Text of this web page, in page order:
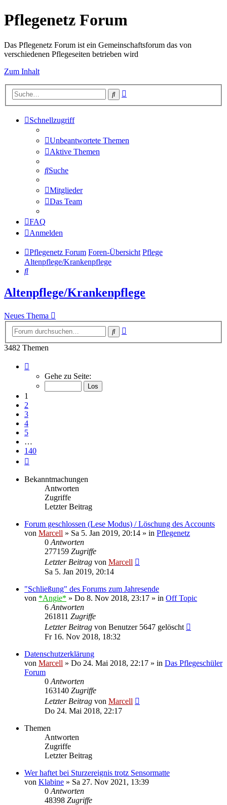
Pflegenetz Forum
Das Pflegenetz Forum ist ein Gemeinschaftsforum das von
verschiedenen Pflegeseiten betrieben wird
Zum Inhalt
Suche
Schnellzugriff
Unbeantwortete Themen
Aktive Themen
Suche
Mitglieder
Das Team
FAQ
Anmelden
Pflegenetz Forum Foren-Übersicht Pflege
Altenpflege/Krankenpflege
Suche
Altenpflege/Krankenpflege
Neues Thema
Suche
3482 Themen
von
Gehe zu Seite:
1
2
3
4
5
…
140
Bekanntmachungen
Antworten
Zugriffe
Letzter Beitrag
Forum geschlossen (Lese Modus) / Löschung des Accounts
von Marcell » Sa 5. Jan 2019, 20:14 » in Pflegenetz
0 Antworten
277159 Zugriffe
Letzter Beitrag von Marcell
Sa 5. Jan 2019, 20:14
"Schließung" des Forums zum Jahresende
von *Angie* » Do 8. Nov 2018, 23:17 » in Off Topic
6 Antworten
261811 Zugriffe
Letzter Beitrag von Benutzer 5647 gelöscht
Fr 16. Nov 2018, 18:32
Datenschutzerklärung
von Marcell » Do 24. Mai 2018, 22:17 » in Das Pflegeschüler
Forum
0 Antworten
163140 Zugriffe
Letzter Beitrag von Marcell
Do 24. Mai 2018, 22:17
Themen
Antworten
Zugriffe
Letzter Beitrag
Wer haftet bei Sturzereignis trotz Sensormatte
von Klabine » Sa 27. Nov 2021, 13:39
0 Antworten
48398 Zugriffe